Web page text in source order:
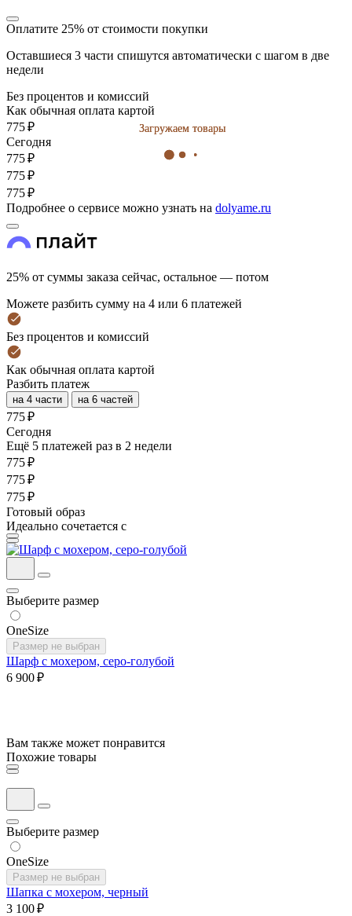
Оплатите 25% от стоимости покупки
Оставшиеся 3 части спишутся автоматически с шагом в две
недели
Без процентов и комиссий
Как обычная оплата картой
775 ₽
Cегодня
775 ₽
775 ₽
775 ₽
Подробнее о сервисе можно узнать на dolyame.ru
25% от суммы заказа сейчас, остальное — потом
Можете разбить сумму на 4 или 6 платежей
Без процентов и комиссий
Как обычная оплата картой
Разбить платеж
на 4 части на 6 частей
775 ₽
Cегодня
Ещё 5 платежей раз в 2 недели
775 ₽
775 ₽
775 ₽
Готовый образ
Идеально сочетается с
Выберите размер
OneSize
Размер не выбран
Шарф с мохером, серо-голубой
6 900 ₽
Вам также может понравится
Похожие товары
Выберите размер
OneSize
Размер не выбран
Шапка с мохером, черный
3 100 ₽
Загружаем товары
Загружаем товары